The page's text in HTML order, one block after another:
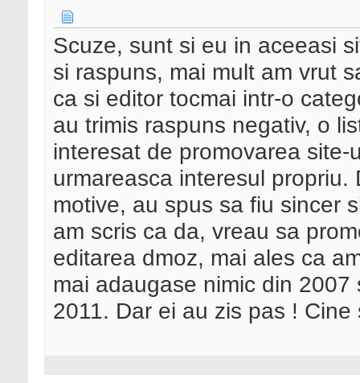
Scuze, sunt si eu in aceeasi
si raspuns, mai mult am vrut
ca si editor tocmai intr-o
au trimis raspuns negativ, o
interesat de promovarea
urmareasca interesul
motive, au spus sa fiu sincer
am scris ca da, vreau sa
editarea dmoz, mai ales ca
mai adaugase nimic din
2011. Dar ei au zis pas !